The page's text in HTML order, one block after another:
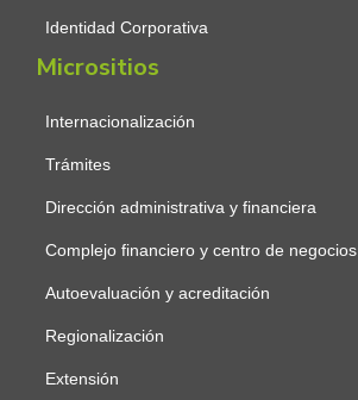
Identidad Corporativa
Micrositios
Internacionalización
Trámites
Dirección administrativa y financiera
Complejo financiero y centro de negocios
Autoevaluación y acreditación
Regionalización
Extensión